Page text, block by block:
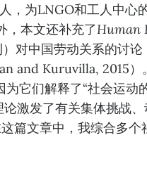
，为LNGO和工人中心
，本文还补充了Human
对中国劳动关系的讨
and Kuruvilla, 2015）
它们解释了“社会运动
激发了有关集体挑战
篇文章中，我综合多个